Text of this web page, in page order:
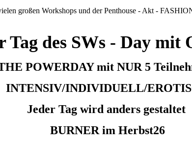
Tag des SWs - Day mit
POWERDAY mit NUR 5
INTENSIV/INDIVIDUELL/
Jeder Tag wird anders gestaltet
BURNER im Herbst26